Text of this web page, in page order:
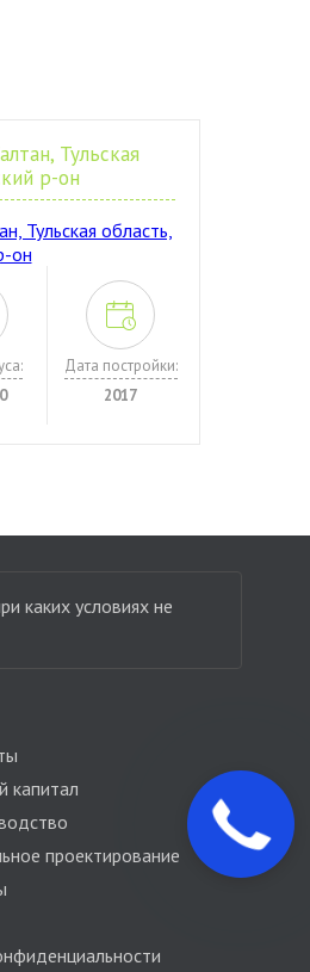
Тульская
р-он
Дата постройки:
2017
каких условиях не
капитал
проектирование
Закажите
звонок